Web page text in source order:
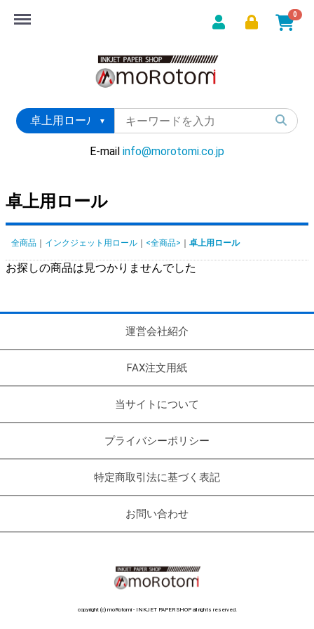
0
E-mail info@morotomi.co.jp
Menu
卓上用ロール
全商品 インクジェット用ロール <全商品> 卓上用ロール
お探しの商品は見つかりませんでした
運営会社紹介
FAX注文用紙
当サイトについて
プライバシーポリシー
特定商取引法に基づく表記
お問い合わせ
copyright (c) moRotomi - INKJET PAPER SHOP all rights reserved.